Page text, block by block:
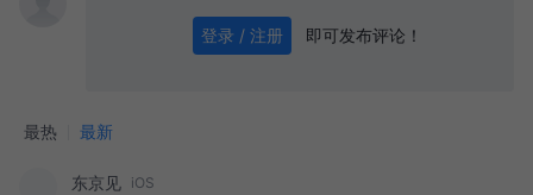
登录 / 注册 即可发布评论！
最热 最新
东京见 iOS